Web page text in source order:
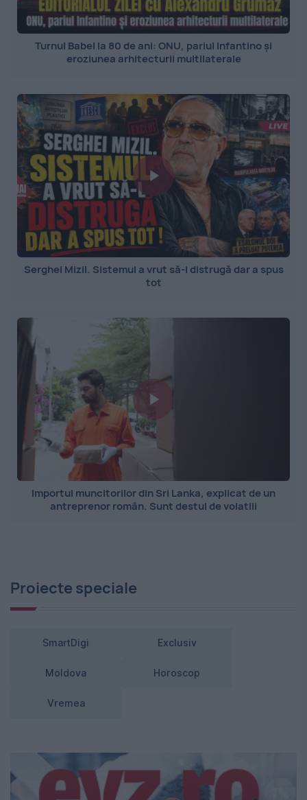
Turnul Babel la 80 de ani: ONU, pariul Infantino și
eroziunea arhitecturii multilaterale
Serghei Mizil. Sistemul a vrut să-l distrugă dar a spus
tot
Importul muncitorilor din Sri Lanka, explicat de un
antreprenor român. Sunt destul de volatili
Proiecte speciale
SmartDigi Exclusiv
Moldova Horoscop
Vremea